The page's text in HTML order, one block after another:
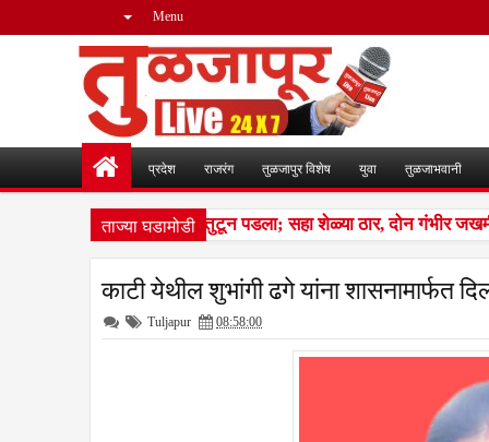
Menu
प्रदेश राजरंग तुळजापुर विशेष युवा तुळजाभवानी
ताज्या घडामोडी
लांडग्यांचा कळप शेळ्यांवर तुटून पडला; सहा शेळ्या ठार, दोन गंभीर
काटी येथील शुभांगी ढगे यांना शासनामार्फत
Tuljapur 08:58:00